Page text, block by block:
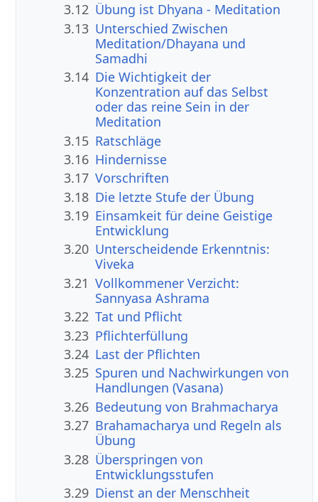
3.12 Übung ist Dhyana - Meditation
3.13 Unterschied Zwischen
Meditation/Dhayana und
Samadhi
3.14 Die Wichtigkeit der
Konzentration auf das Selbst
oder das reine Sein in der
Meditation
3.15 Ratschläge
3.16 Hindernisse
3.17 Vorschriften
3.18 Die letzte Stufe der Übung
3.19 Einsamkeit für deine Geistige
Entwicklung
3.20 Unterscheidende Erkenntnis:
Viveka
3.21 Vollkommener Verzicht:
Sannyasa Ashrama
3.22 Tat und Pflicht
3.23 Pflichterfüllung
3.24 Last der Pflichten
3.25 Spuren und Nachwirkungen von
Handlungen (Vasana)
3.26 Bedeutung von Brahmacharya
3.27 Brahamacharya und Regeln als
Übung
3.28 Überspringen von
Entwicklungsstufen
3.29 Dienst an der Menschheit